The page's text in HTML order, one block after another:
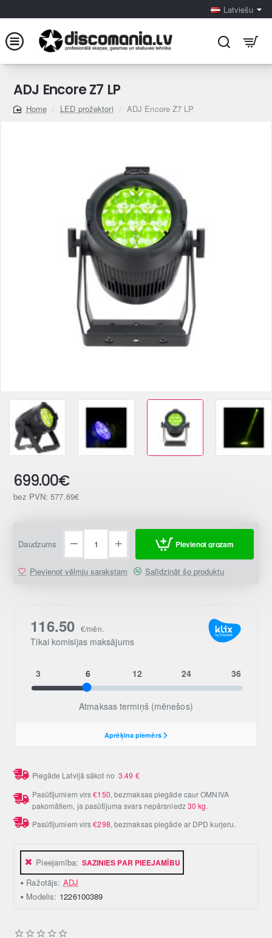
Latviešu
ADJ Encore Z7 LP
home
LED prožektori ADJ Encore Z7 LP
Pieejamība: SAZINIES PAR PIEEJAMĪBU
Ražotājs: ADJ
Modelis: 1226100389
699.00€
bez PVN: 577.69€
Daudzums Pievienot grozam
Pievienot vēlmju sarakstam Salīdzināt šo produktu
Piegāde Latvijā sākot no3.49 €
Pasūtījumiem virs€150, bezmaksas piegāde caur OMNIVA
pakomātiem, ja pasūtījuma svars nepārsniedz30 kg.
Pasūtījumiem virs€298, bezmaksas piegāde ar DPD kurjeru.